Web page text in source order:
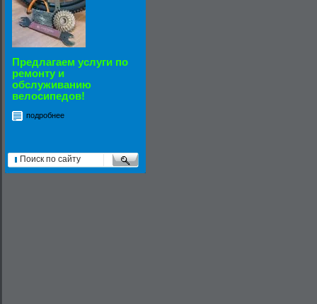
Предлагаем услуги по
ремонту и
обслуживанию
велосипедов!
подробнее